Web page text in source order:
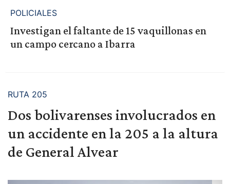
POLICIALES
Investigan el faltante de 15 vaquillonas en
un campo cercano a Ibarra
RUTA 205
Dos bolivarenses involucrados en
un accidente en la 205 a la altura
de General Alvear